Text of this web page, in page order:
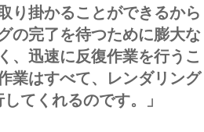
り掛かることができるから
の完了を待つために膨大な
、迅速に反復作業を行うこ
業はすべて、レンダリング
てくれるのです。」